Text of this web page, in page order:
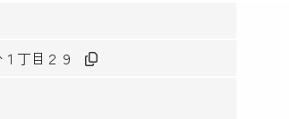
丁目２９